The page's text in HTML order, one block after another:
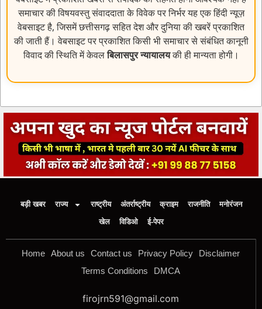
समाचार की विषयवस्तु संवाददाता के विवेक पर निर्भर यह एक हिंदी न्यूज़
वेबसाइट है, जिसमें छत्तीसगढ़ सहित देश और दुनिया की खबरें प्रकाशित
की जाती हैं। वेबसाइट पर प्रकाशित किसी भी समाचार से संबंधित कानूनी
विवाद की स्थिति में केवलबिलासपुर न्यायालयकी ही मान्यता होगी।
बड़ी खबर राज्य राष्ट्रीय अंतर्राष्ट्रीय क्राइम राजनीति
मनोरंजन
खेल
विडिओ ई-पेपर
Home About us Contact us Privacy Policy
Disclaimer
Terms Conditions
DMCA
firojrn591@gmail.com